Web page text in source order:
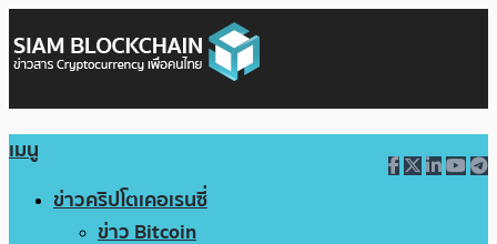
เมนู
ข่าวคริปโตเคอเรนซี่
ข่าว Bitcoin